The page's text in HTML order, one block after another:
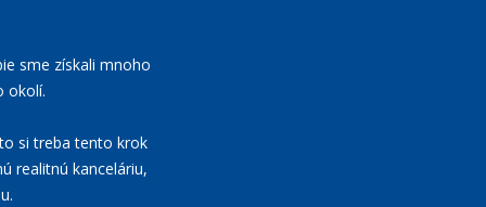
sme získali mnoho
okolí.
si treba tento krok
realitnú kanceláriu,